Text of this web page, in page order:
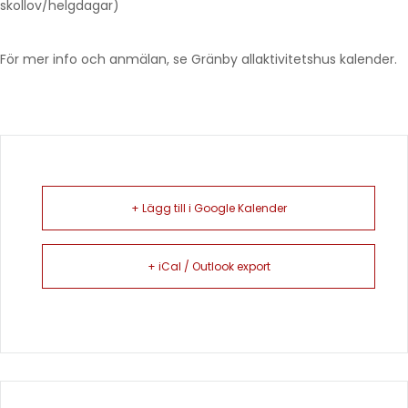
skollov/helgdagar)
För mer info och anmälan, se Gränby allaktivitetshus kalender.
+ Lägg till i Google Kalender
+ iCal / Outlook export